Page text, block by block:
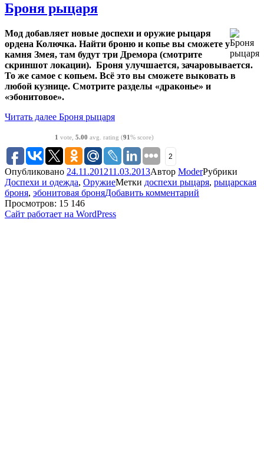
Броня рыцаря
Мод добавляет новые доспехи и оружие рыцаря
ордена Колючка. Найти броню и копье вы сможете у
камня Змея, там будут три Дремора (смотрите
скриншот локации). Броня улучшается, зачаровывается.
То же самое с копьем. Всё это вы сможете выковать в
любой кузнице. Смотрите разделы «драконье» и
«эбонитовое».
Читать далее Броня рыцаря
1 vote, 5.00 avg. rating (91 % score)
2
Опубликовано 24.11.201211.03.2013Автор ModerРубрики
Доспехи и одежда, ОружиеМетки доспехи рыцаря, рыцарская
броня, эбонитовая броняДобавить комментарий
Просмотров: 15 146
Сайт работает на WordPress